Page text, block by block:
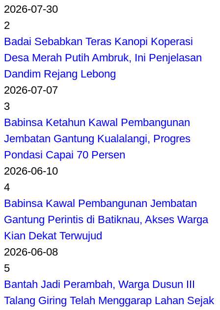
2026-07-30
2
Badai Sebabkan Teras Kanopi Koperasi
Desa Merah Putih Ambruk, Ini Penjelasan
Dandim Rejang Lebong
2026-07-07
3
Babinsa Ketahun Kawal Pembangunan
Jembatan Gantung Kualalangi, Progres
Pondasi Capai 70 Persen
2026-06-10
4
Babinsa Kawal Pembangunan Jembatan
Gantung Perintis di Batiknau, Akses Warga
Kian Dekat Terwujud
2026-06-08
5
Bantah Jadi Perambah, Warga Dusun III
Talang Giring Telah Menggarap Lahan Sejak